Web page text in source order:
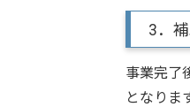
3．
事業完了
となりま